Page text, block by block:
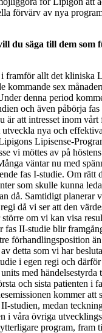
förvärv av nya
du säga till dem som
framför allt det kliniska
kommande sex
denna period
och även påbörja
är att intresset inom
nya och
Lipisense-
vi möttes av på
väntar nu med
fas I-studie. Om rätt
som skulle kunna
då. Samtidigt planerar
då vi ser att den
om vi kan visa
fas II-studie blir
förhandlingsposition
detta som vi har
i egen regi och
med händelsestyrda
och sista patienten i
kommer att
studien, medan
i våra övriga
program, fram